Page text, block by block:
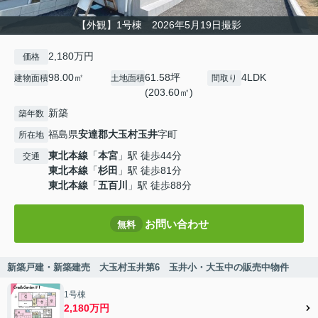
【外観】1号棟 2026年5月19日撮影
価格 2,180万円
建物面積98.00㎡ 土地面積61.58坪
(203.60㎡)
間取り 4LDK
築年数 新築
所在地 福島県安達郡大玉村玉井字町
交通 東北本線 「本宮 」駅 徒歩44分
東北本線 「杉田 」駅 徒歩81分
東北本線 「五百川 」駅 徒歩88分
無料 お問い合わせ
新築戸建・新築建売 大玉村玉井第6 玉井小・大玉中の販売中物件
1号棟
2,180万円